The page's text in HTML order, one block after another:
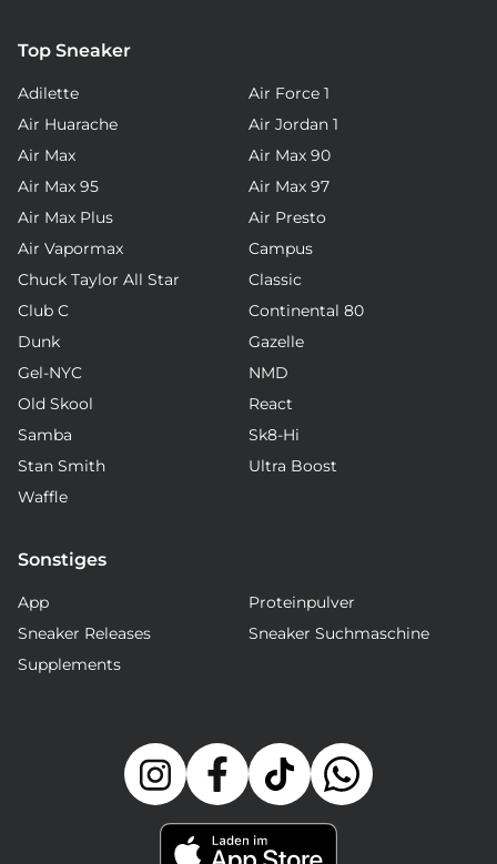
Top Sneaker
Adilette
Air Force 1
Air Huarache
Air Jordan 1
Air Max
Air Max 90
Air Max 95
Air Max 97
Air Max Plus
Air Presto
Air Vapormax
Campus
Chuck Taylor All Star
Classic
Club C
Continental 80
Dunk
Gazelle
Gel-NYC
NMD
Old Skool
React
Samba
Sk8-Hi
Stan Smith
Ultra Boost
Waffle
Sonstiges
App
Proteinpulver
Sneaker Releases
Sneaker Suchmaschine
Supplements